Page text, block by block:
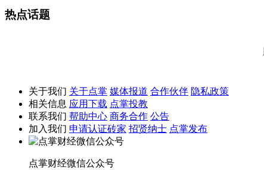
热点话题
关于我们 关于点掌 媒体报道 合作伙伴 隐私政策
相关信息 应用下载 点掌投教
联系我们 帮助中心 商务合作 公告
加入我们 申请认证砖家 招贤纳士 点掌发布
点掌财经微信公众号